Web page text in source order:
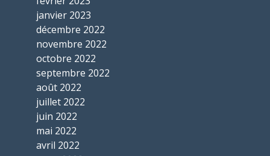
janvier 2023
décembre 2022
novembre 2022
octobre 2022
septembre 2022
août 2022
juillet 2022
juin 2022
mai 2022
avril 2022